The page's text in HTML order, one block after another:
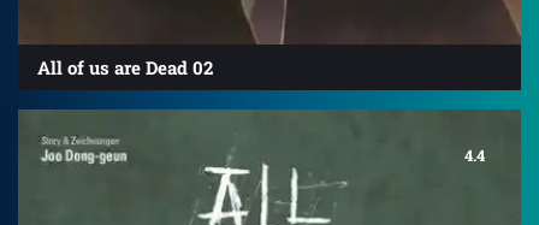
All of us are Dead 02
4.4